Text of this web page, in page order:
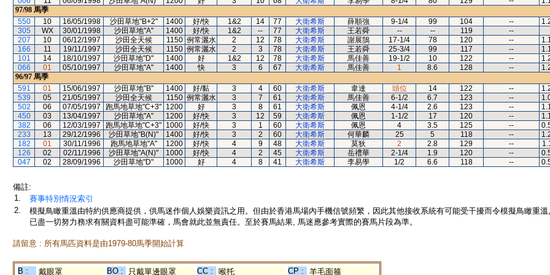
97/98 馬季
550
10 16/05/1998 沙田草地"B+2" 1400 好/快 1&2 14 77 大衛希斯 薛順強 9-1/4 99 104 --
305
WX 30/01/1998 沙田草地"A" 1400 好/快 1&2 -- 77 大衛希斯 王若舜 -- -- 119
--
207
10 06/12/1997 沙田全天候 1150 例常灑水 2 12 78 大衛希斯 謝展鵠 17-1/4 78 120 --
166
11 19/11/1997 沙田全天候 1150 例常灑水 2 3 78 大衛希斯 王若舜 25-3/4 99 117 --
101
14 18/10/1997 沙田草地"D" 1400 好 1&2 12 78 大衛希斯 馬佳善 19-1/2 10 122 --
066
01 05/10/1997 沙田草地"A" 1400 快 3 6 67 大衛希斯 馬佳善 1 8.6 128 --
96/97 馬季
591
01 15/06/1997 沙田草地"B" 1400 好/黏 3 4 60 大衛希斯 韋達 頭位 14 122 --
539
05 21/05/1997 沙田全天候 1150 例常灑水 3 7 61 大衛希斯 馬佳善 6-1/2 6.7 123 --
502
06 07/05/1997 跑馬地草地"C+3" 1200 好 3 8 61 大衛希斯 佩恩 4-1/4 2.6 123 --
450
03 13/04/1997 沙田草地"A" 1200 好/快 3 12 59 大衛希斯 佩恩 1-1/2 17 120 --
382
06 12/03/1997 跑馬地草地"C+3" 1000 好/快 3 1 60 大衛希斯 佩恩 4 3.5 125 --
233
13 29/12/1996 沙田草地"B(N)" 1400 好/快 3 2 60 大衛希斯 何華麟 25 5 118 --
182
01 30/11/1996 跑馬地草地"A" 1200 好/快 4 9 48 大衛希斯 莫狄 2 2.8 129 --
126
02 02/11/1996 沙田草地"A(N)" 1000 好/快 4 2 45 大衛希斯 岳禮華 2-1/4 1.9 120 --
047
02 28/09/1996 沙田草地"D" 1000 好 4 8 41 大衛希斯 李易學 1/2 6.6 118 --
備註:
1.
賽事特別情況索引
2.
模擬鳥瞰重溫由特約供應商提供，供馬迷作個人娛樂資訊之用。但由於香港馬場內手機信號頻繁，因此其他接收系統有可能受干擾而令模擬鳥瞰重
已盡一切努力務求有關資料盡可能準確，馬會就此並無責任。至於賽馬結果, 馬迷應參考實際的賽馬片段為準。
請留意 : 所有馬匹資料是由1979-80馬季開始計算
B : 戴眼罩 BO : 只戴單邊眼罩 CC : 喉托 CP : 羊毛面箍